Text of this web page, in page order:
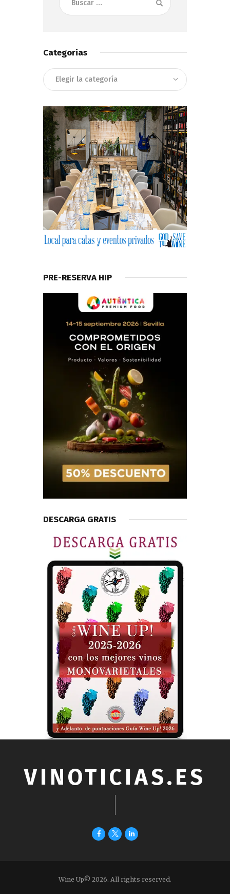
Categorias
Categorias
PRE-RESERVA HIP
DESCARGA GRATIS
VINOTICIAS.ES
Wine Up© 2026. All rights reserved.